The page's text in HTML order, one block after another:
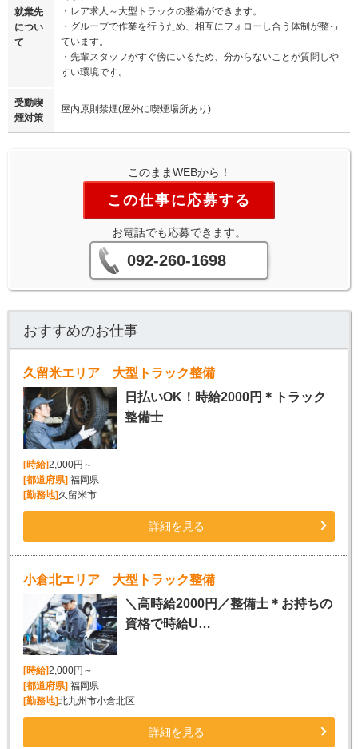
就業先
につい
て
・レア求人～大型トラックの整備ができます。
・グループで作業を行うため、相互にフォローし合う体制が整っ
ています。
・先輩スタッフがすぐ傍にいるため、分からないことが質問しや
すい環境です。
受動喫
煙対策
屋内原則禁煙(屋外に喫煙場所あり)
このままWEBから！
この仕事に応募する
お電話でも応募できます。
092-260-1698
おすすめのお仕事
久留米エリア 大型トラック整備
日払いOK！時給2000円＊トラック
整備士
[時給]2,000円～
[都道府県]福岡県
[勤務地]久留米市
詳細を見る
小倉北エリア 大型トラック整備
＼高時給2000円／整備士＊お持ちの
資格で時給U…
[時給]2,000円～
[都道府県] 福岡県
[勤務地]北九州市小倉北区
詳細を見る